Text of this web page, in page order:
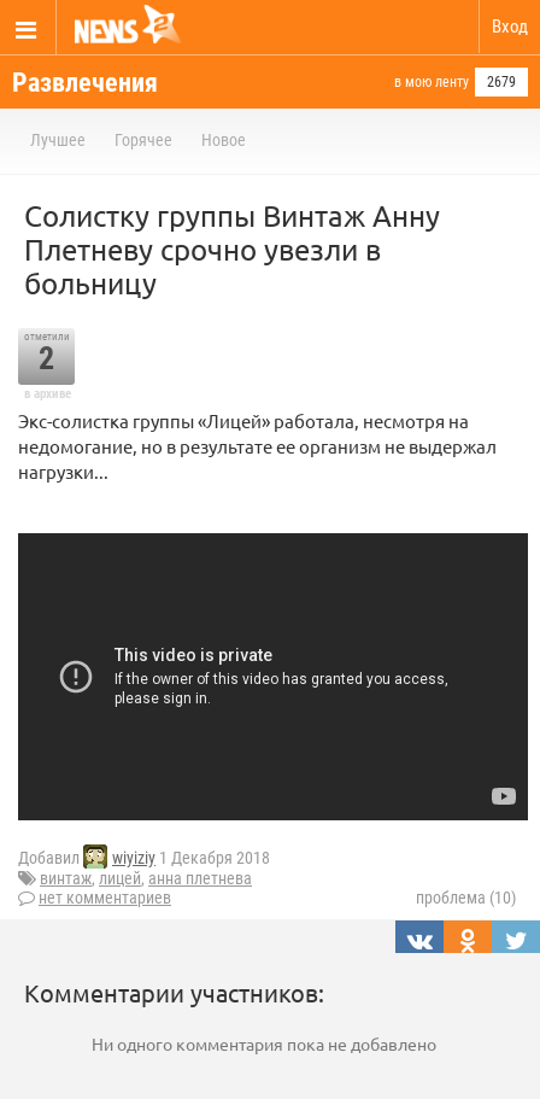
Вход
Развлечения в мою ленту 2679
Лучшее Горячее Новое
Солистку группы Винтаж Анну
Плетневу срочно увезли в
больницу
отметили
2
в архиве
Экс-солистка группы «Лицей» работала, несмотря на
недомогание, но в результате ее организм не выдержал
нагрузки...
Добавил wiyiziy 1 Декабря 2018
винтаж, лицей, анна плетнева
нет комментариев
проблема (10)
Комментарии участников:
Ни одного комментария пока не добавлено